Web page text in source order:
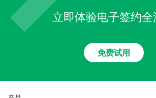
立即体验电子签约全
免费试用